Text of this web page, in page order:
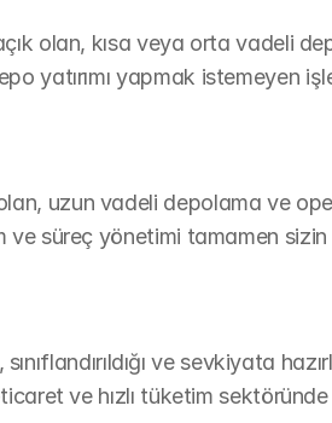
olan, kısa veya orta vadeli
yatırımı yapmak istemeyen
uzun vadeli depolama ve
ve süreç yönetimi tamamen sizin
sınıflandırıldığı ve sevkiyata
ve hızlı tüketim